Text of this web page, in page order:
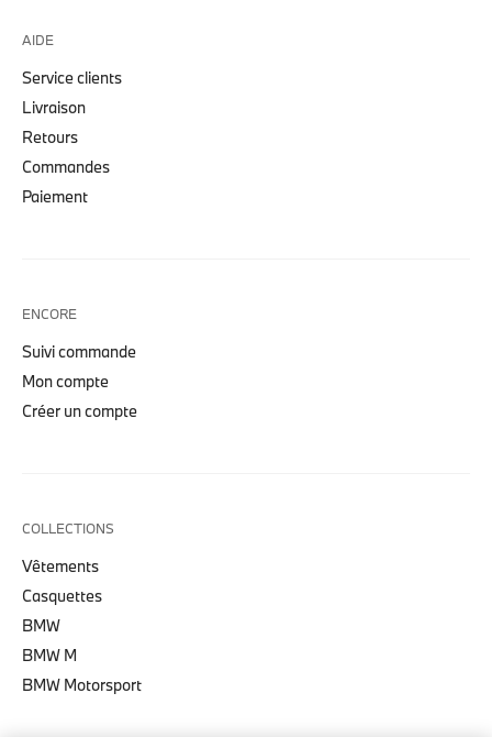
AIDE
Service clients
Livraison
Retours
Commandes
Paiement
ENCORE
Suivi commande
Mon compte
Créer un compte
COLLECTIONS
Vêtements
Casquettes
BMW
BMW M
BMW Motorsport